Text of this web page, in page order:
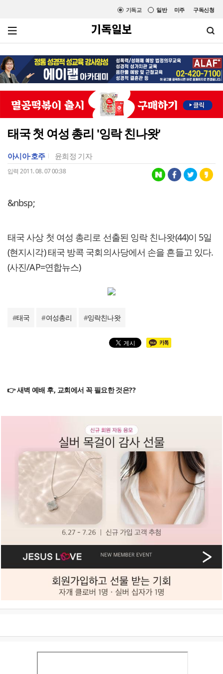
미주 구독신청
일반
기독교
태국 첫 여성 총리 '잉락 친나왓'
아시아·호주 윤희정 기자
입력 2011. 08. 07 00:38
&nbsp;
태국 사상 첫 여성 총리로 선출된 잉락 친나왓(44)이 5일
(현지시각) 태국 방콕 국회의사당에서 손을 흔들고 있다.
(사진/AP=연합뉴스)
#태국 #여성총리 #잉락친나왓
👉 새벽 예배 후, 교회에서 꼭 필요한 것은??